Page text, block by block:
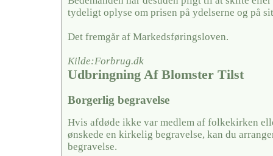
tydeligt oplyse om prisen på ydelserne og på
Det fremgår af Markedsføringsloven.
Kilde:Forbrug.dk
Udbringning Af Blomster Tilst
Borgerlig begravelse
Hvis afdøde ikke var medlem af folkekirken
ønskede en kirkelig begravelse, kan du
begravelse.